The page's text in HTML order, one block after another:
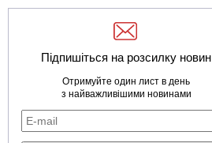
Підпишіться на розсилку новин
Отримуйте один лист в день
з найважливішими новинами